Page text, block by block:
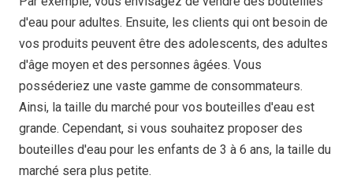
d'eau pour adultes. Ensuite, les clients qui ont besoin de
vos produits peuvent être des adolescents, des adultes
d'âge moyen et des personnes âgées. Vous
posséderiez une vaste gamme de consommateurs.
Ainsi, la taille du marché pour vos bouteilles d'eau est
grande. Cependant, si vous souhaitez proposer des
bouteilles d'eau pour les enfants de 3 à 6 ans, la taille du
marché sera plus petite.